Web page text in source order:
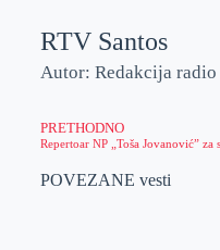
RTV Santos
Autor: Redakcija
PRETHODNO
POVEZANE vesti